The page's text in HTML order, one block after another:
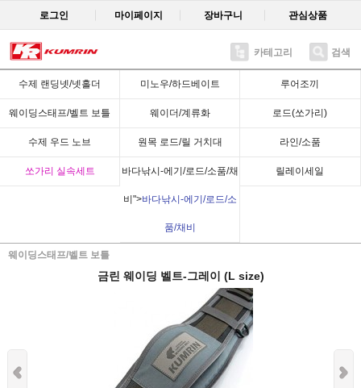
로그인 마이페이지 장바구니 관심상품
카테고리 검색
수제 랜딩넷/넷홀더 미노우/하드베이트 루어조끼
웨이딩스태프/벨트 보틀 웨이더/계류화 로드(쏘가리)
수제 우드 노브 원목 로드/릴 거치대 라인/소품
쏘가리 실속세트 바다낚시-에기/로드/소품/채
비">바다낚시-에기/로드/소
품/채비
릴레이세일
웨이딩스태프/벨트 보틀
Recent
금린 웨이딩 벨트-그레이 (L size)